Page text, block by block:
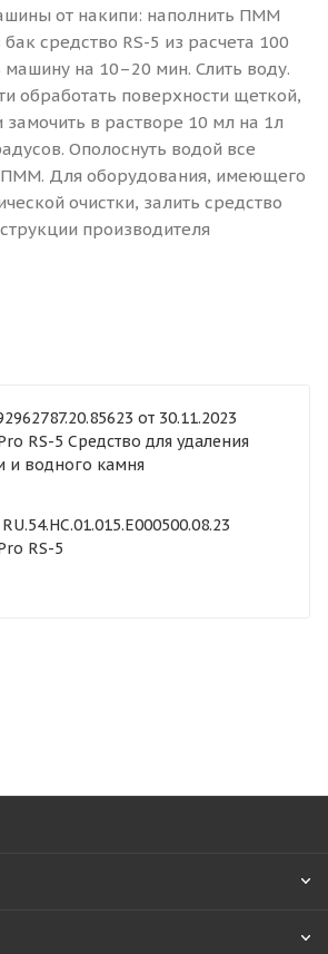
от накипи: наполнить ПММ
средство RS-5 из расчета 100
на 10–20 мин. Слить воду.
обработать поверхности щеткой,
в растворе 10 мл на 1л
Ополоснуть водой все
ПММ. Для оборудования, имеющего
очистки, залить средство
производителя
от 30.11.2023
RS-5 Средство для удаления
и водного камня
RS-5